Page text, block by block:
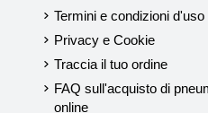
Termini e condizioni d'uso
Privacy e Cookie
Traccia il tuo ordine
FAQ sull'acquisto di
online